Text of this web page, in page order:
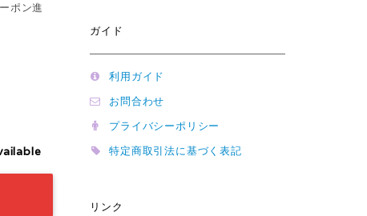
ポン進
ガイド
利用ガイド
お問合わせ
プライバシーポリシー
特定商取引法に基づく表記
リンク